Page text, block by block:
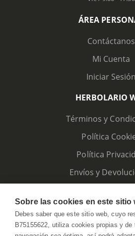
ÁREA
Contáctanos
Mi Cuenta
Iniciar Sesión
HERBOLARIO
Términos y
Política
Política
Envíos y
Sobre las cookies en este sitio
Debes saber que este sitio web, cuyo
B75155622, utiliza cookies propias y de